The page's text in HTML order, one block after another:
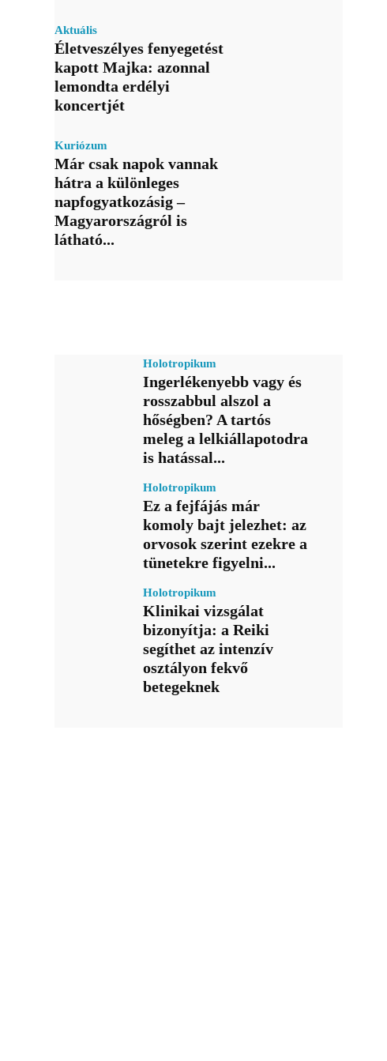
Aktuális
Életveszélyes fenyegetést
kapott Majka: azonnal
lemondta erdélyi
koncertjét
Kuriózum
Már csak napok vannak
hátra a különleges
napfogyatkozásig –
Magyarországról is
látható...
Holotropikum
Ingerlékenyebb vagy és
rosszabbul alszol a
hőségben? A tartós
meleg a lelkiállapotodra
is hatással...
Holotropikum
Ez a fejfájás már
komoly bajt jelezhet: az
orvosok szerint ezekre a
tünetekre figyelni...
Holotropikum
Klinikai vizsgálat
bizonyítja: a Reiki
segíthet az intenzív
osztályon fekvő
betegeknek